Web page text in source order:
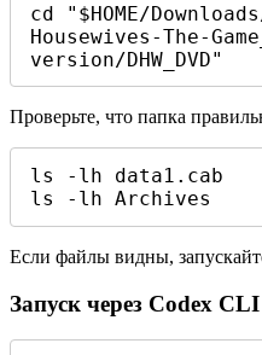
cd "$HOME/
Housewives-The-
version/DHW_DVD"
Проверьте, что папка
ls -lh data1.cab
ls -lh Archives
Если файлы видны,
Запуск через Codex CLI